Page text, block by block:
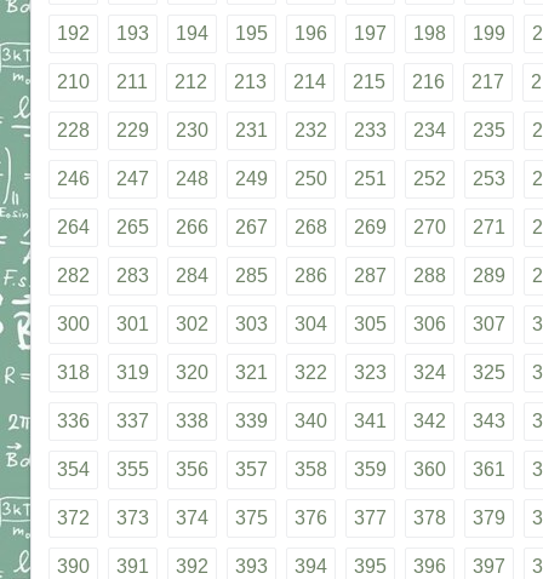
192 193 194 195 196 197 198 199
210 211 212 213 214 215 216 217
228 229 230 231 232 233 234 235
246 247 248 249 250 251 252 253
264 265 266 267 268 269 270 271
282 283 284 285 286 287 288 289
300 301 302 303 304 305 306 307
318 319 320 321 322 323 324 325
336 337 338 339 340 341 342 343
354 355 356 357 358 359 360 361
372 373 374 375 376 377 378 379
390 391 392 393 394 395 396 397